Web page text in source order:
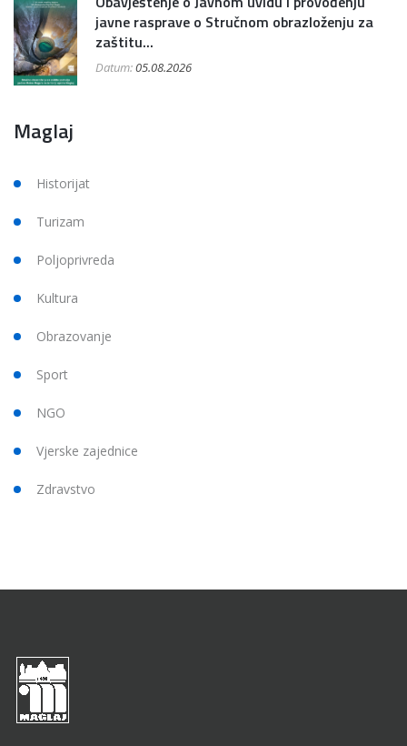
javne rasprave o Stručnom obrazloženju za
zaštitu...
Datum:05.08.2026
Maglaj
Historijat
Turizam
Poljoprivreda
Kultura
Obrazovanje
Sport
NGO
Vjerske zajednice
Zdravstvo